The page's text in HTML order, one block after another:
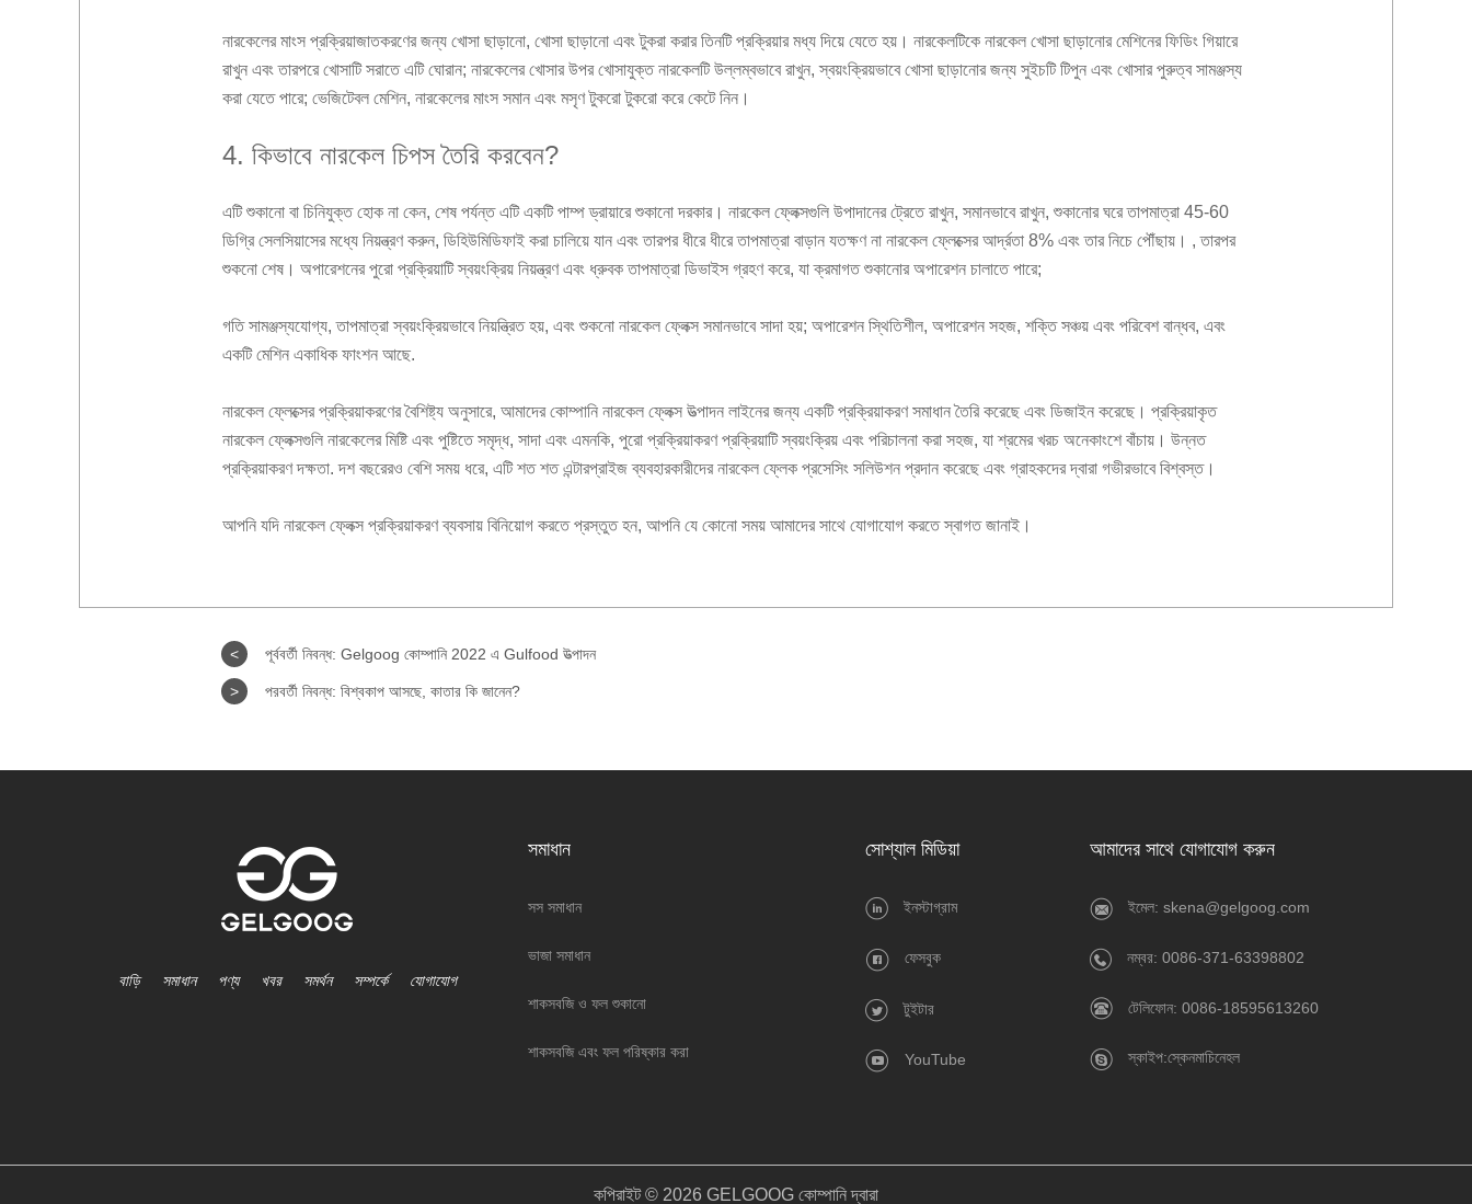
নারকেলের মাংস প্রক্রিয়াজাতকরণের জন্য খোসা ছাড়ানো, খোসা ছাড়ানো এবং টুকরা করার তিনটি প্রক্রিয়ার মধ্য দিয়ে যেতে হয়। নারকেলটিকে নারকেল খোসা ছাড়ানোর মেশিনের ফিডিং গিয়ারে
রাখুন এবং তারপরে খোসাটি সরাতে এটি ঘোরান; নারকেলের খোসার উপর খোসাযুক্ত নারকেলটি উল্লম্বভাবে রাখুন, স্বয়ংক্রিয়ভাবে খোসা ছাড়ানোর জন্য সুইচটি টিপুন এবং খোসার পুরুত্ব সামঞ্জস্য
করা যেতে পারে; ভেজিটেবল মেশিন, নারকেলের মাংস সমান এবং মসৃণ টুকরো টুকরো করে কেটে নিন।
4. কিভাবে নারকেল চিপস তৈরি করবেন?
এটি শুকানো বা চিনিযুক্ত হোক না কেন, শেষ পর্যন্ত এটি একটি পাম্প ড্রায়ারে শুকানো দরকার। নারকেল ফ্লেক্সগুলি উপাদানের ট্রেতে রাখুন, সমানভাবে রাখুন, শুকানোর ঘরে তাপমাত্রা 45-60
ডিগ্রি সেলসিয়াসের মধ্যে নিয়ন্ত্রণ করুন, ডিহিউমিডিফাই করা চালিয়ে যান এবং তারপর ধীরে ধীরে তাপমাত্রা বাড়ান যতক্ষণ না নারকেল ফ্লেক্সের আর্দ্রতা 8% এবং তার নিচে পৌঁছায়। , তারপর
শুকনো শেষ। অপারেশনের পুরো প্রক্রিয়াটি স্বয়ংক্রিয় নিয়ন্ত্রণ এবং ধ্রুবক তাপমাত্রা ডিভাইস গ্রহণ করে, যা ক্রমাগত শুকানোর অপারেশন চালাতে পারে;
গতি সামঞ্জস্যযোগ্য, তাপমাত্রা স্বয়ংক্রিয়ভাবে নিয়ন্ত্রিত হয়, এবং শুকনো নারকেল ফ্লেক্স সমানভাবে সাদা হয়; অপারেশন স্থিতিশীল, অপারেশন সহজ, শক্তি সঞ্চয় এবং পরিবেশ বান্ধব, এবং
একটি মেশিন একাধিক ফাংশন আছে.
নারকেল ফ্লেক্সের প্রক্রিয়াকরণের বৈশিষ্ট্য অনুসারে, আমাদের কোম্পানি নারকেল ফ্লেক্স উত্পাদন লাইনের জন্য একটি প্রক্রিয়াকরণ সমাধান তৈরি করেছে এবং ডিজাইন করেছে। প্রক্রিয়াকৃত
নারকেল ফ্লেক্সগুলি নারকেলের মিষ্টি এবং পুষ্টিতে সমৃদ্ধ, সাদা এবং এমনকি, পুরো প্রক্রিয়াকরণ প্রক্রিয়াটি স্বয়ংক্রিয় এবং পরিচালনা করা সহজ, যা শ্রমের খরচ অনেকাংশে বাঁচায়। উন্নত
প্রক্রিয়াকরণ দক্ষতা. দশ বছরেরও বেশি সময় ধরে, এটি শত শত এন্টারপ্রাইজ ব্যবহারকারীদের নারকেল ফ্লেক প্রসেসিং সলিউশন প্রদান করেছে এবং গ্রাহকদের দ্বারা গভীরভাবে বিশ্বস্ত।
আপনি যদি নারকেল ফ্লেক্স প্রক্রিয়াকরণ ব্যবসায় বিনিয়োগ করতে প্রস্তুত হন, আপনি যে কোনো সময় আমাদের সাথে যোগাযোগ করতে স্বাগত জানাই।
< পূর্ববর্তী নিবন্ধ: Gelgoog কোম্পানি 2022 এ Gulfood উত্পাদন
> পরবর্তী নিবন্ধ: বিশ্বকাপ আসছে, কাতার কি জানেন?
বাড়ি সমাধান পণ্য খবর সমর্থন সম্পর্কে যোগাযোগ
সমাধান
সস সমাধান
ভাজা সমাধান
শাকসবজি ও ফল শুকানো
শাকসবজি এবং ফল পরিষ্কার করা
সোশ্যাল মিডিয়া
ইনস্টাগ্রাম
ফেসবুক
টুইটার
YouTube
আমাদের সাথে যোগাযোগ করুন
ইমেল: skena@gelgoog.com
নম্বর: 0086-371-63398802
টেলিফোন: 0086-18595613260
স্কাইপ:স্কেনমাচিনেহল
কপিরাইট © 2026 GELGOOG কোম্পানি দ্বারা